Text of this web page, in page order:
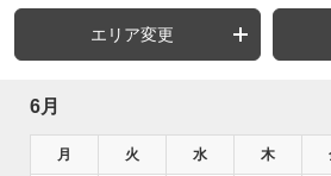
エリア変更
6月
月 火 水 木